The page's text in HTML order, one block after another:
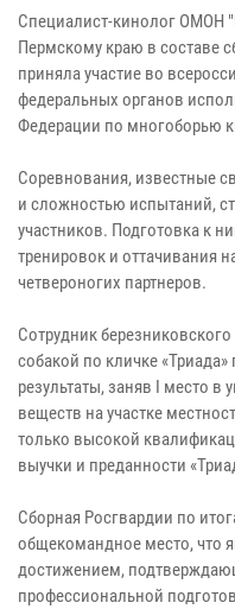
Специалист-кинолог ОМОН
Пермскому краю в составе
приняла участие во
федеральных органов
Федерации по многоборью
Соревнования, известные
и сложностью испытаний,
участников. Подготовка к
тренировок и оттачивания
четвероногих партнеров.
Сотрудник
собакой по кличке
результаты, заняв I место
веществ на участке
только высокой
выучки и преданности
Сборная Росгвардии по
общекомандное место, что
достижением,
профессиональной